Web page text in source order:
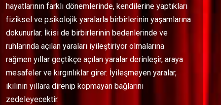
hayatlarının farklı dönemlerinde, kendilerine yaptıkları
fiziksel ve psikolojik yaralarla birbirlerinin yaşamlarına
dokunurlar. İkisi de birbirlerinin bedenlerinde ve
ruhlarında açılan yaraları iyileştiriyor olmalarına
rağmen yıllar geçtikçe açılan yaralar derinleşir, araya
mesafeler ve kırgınlıklar girer. İyileşmeyen yaralar,
ikilinin yıllara direnip kopmayan bağlarını
zedeleyecektir.